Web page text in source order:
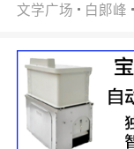
文学广场 白郞峰